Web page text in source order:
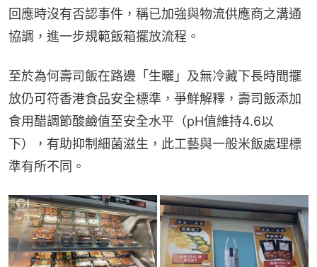
回應時沒有否認事件，稱已加強與物流供應商之溝通
協調，進一步規範飯箱擺放流程。
至於為何壽司飯在路邊「生曬」及無冷藏下長時間擺
放仍可符香港食品安全標準，爭鮮解釋，壽司飯添加
食用醋調節酸鹼值至安全水平（pH值維持4.6以
下），有助抑制細菌滋生，此工藝與一般米飯處理標
準有所不同。